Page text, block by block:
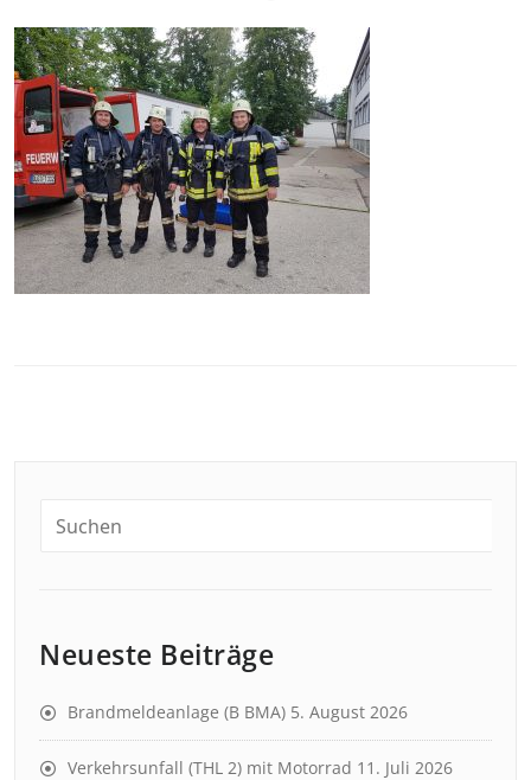
Neueste Beiträge
Brandmeldeanlage (B BMA) 5. August 2026
Verkehrsunfall (THL 2) mit Motorrad 11. Juli 2026